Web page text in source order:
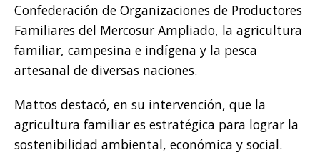
Confederación de Organizaciones de Productores
Familiares del Mercosur Ampliado, la agricultura
familiar, campesina e indígena y la pesca
artesanal de diversas naciones.
Mattos destacó, en su intervención, que la
agricultura familiar es estratégica para lograr la
sostenibilidad ambiental, económica y social.